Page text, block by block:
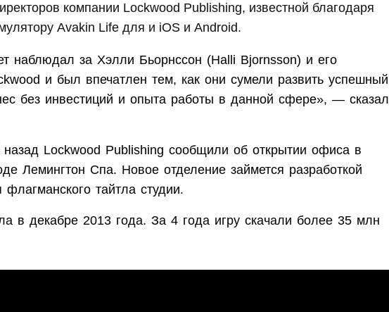
компании Lockwood Publishing, известной благодаря
Avakin Life для и iOS и Android.
наблюдал за Хэлли Бьорнссон (Halli Bjornsson) и его
и был впечатлен тем, как они сумели развить успешный
без инвестиций и опыта работы в данной сфере», — сказал
назад Lockwood Publishing сообщили об открытии офиса в
Лемингтон Спа. Новое отделение займется разработкой
тайтла студии.
в декабре 2013 года. За 4 года игру скачали более 35 млн